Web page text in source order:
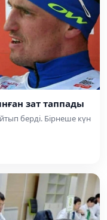
зат таппады
берді. Бірнеше күн